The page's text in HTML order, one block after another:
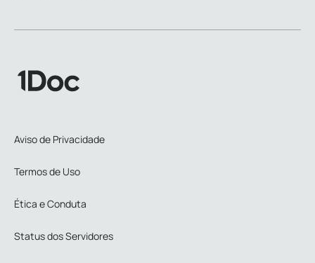
Aviso de Privacidade
Termos de Uso
Ética e Conduta
Status dos Servidores